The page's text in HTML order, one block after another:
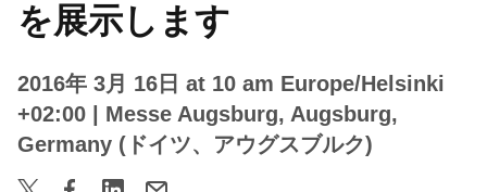
を展示します
2016年 3月 16日 at 10 am Europe/Helsinki
+02:00
| Messe Augsburg, Augsburg,
Germany (ドイツ、アウグスブルク)